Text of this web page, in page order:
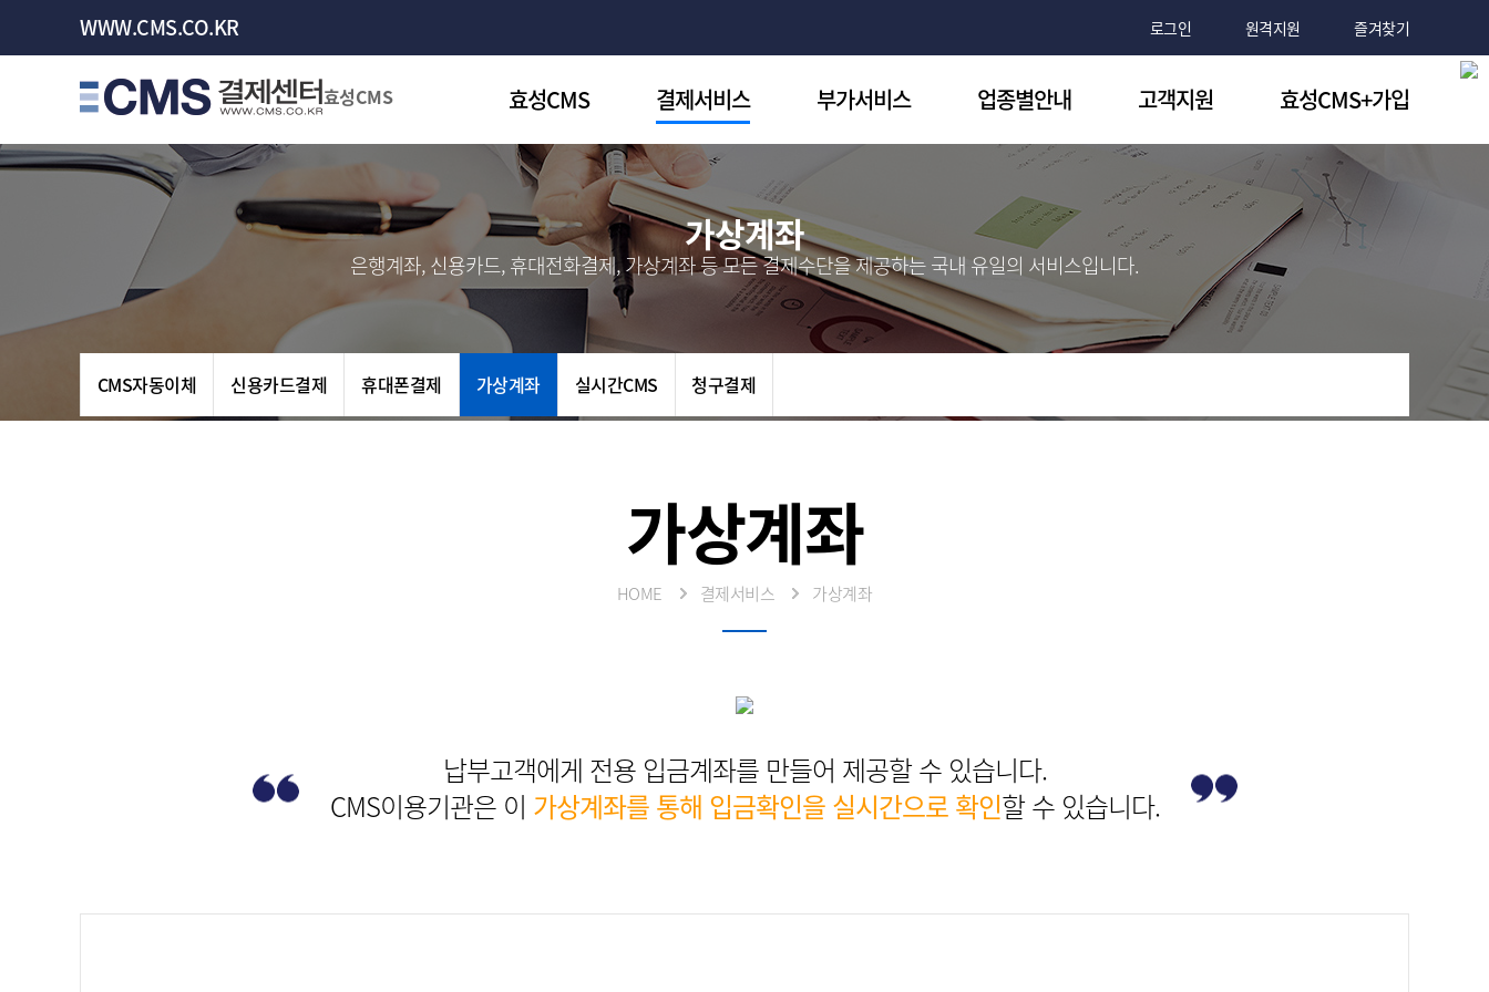
WWW.CMS.CO.KR 로그인 원격지원 즐겨찾기
효성CMS 효성CMS
효성CMS+
효성CMS+장점
서비스제휴사
결제서비스
CMS자동이체
신용카드결제
휴대폰결제
가상계좌
실시간CMS
부가서비스
현금영수증
기부금영수증
실시간계좌조회
다계좌정산
업종별안내
희망이음 시설
요양/본인부담금
세무사
회계사
노무사
임대/할부
고객지원
빠른상담신청
질문과답변
FAQ
공지사항
온라인창구
효성CMS+가입
서류 및 가입절차
가입신청
가상계좌
은행계좌, 신용카드, 휴대전화결제, 가상계좌 등 모든 결제수단을 제공하는 국내 유일의 서비스입니다.
CMS자동이체 신용카드결제 휴대폰결제 가상계좌 실시간CMS 청구결제
가상계좌
HOME 결제서비스 가상계좌
납부고객에게 전용 입금계좌를 만들어 제공할 수 있습니다.
CMS이용기관은 이 가상계좌를 통해 입금확인을 실시간으로 확인할 수 있습니다.